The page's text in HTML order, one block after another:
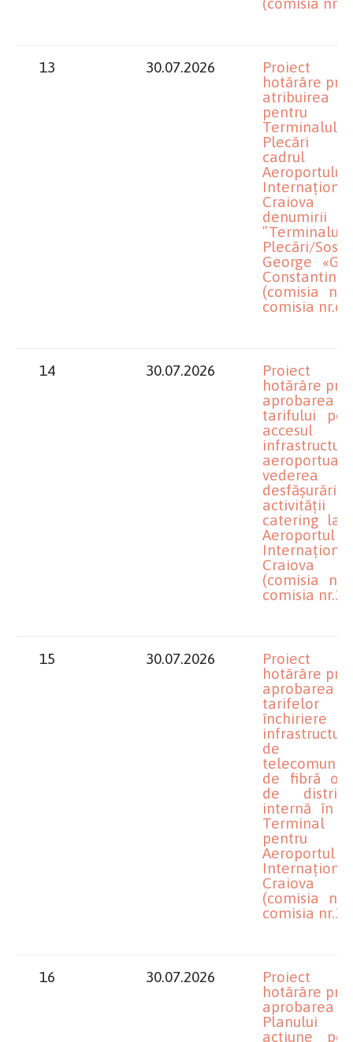
13 30.07.2026
Proiect
hotărâre
atribuirea
pentru
Terminalul
Plecări
cadrul
Aeroportului
Internațional
denumirii
”Terminalul
Plecări/
George
(comisia
comisia nr.6)
14 30.07.2026
Proiect
hotărâre
aprobarea
tarifului
accesul
vederea
desfășurării
activității
catering la
Aeroportul
Internațional
Craiova
(comisia
comisia nr.3)
15 30.07.2026
Proiect
hotărâre
aprobarea
tarifelor
infrastructurii
de
de fibră
de
internă în
Terminal
pentru
Aeroportul
Internațional
Craiova
(comisia
comisia nr.3)
16 30.07.2026
Proiect
hotărâre
aprobarea
Planului
acțiune